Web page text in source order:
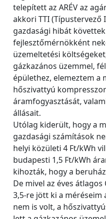
telepített az ARÉV az
akkori TTI (Típustervező
gazdasági hibát
fejlesztőmérnökként
üzemeltetési
gázkazános üzemmel,
épülethez, elemeztem a
hőszivattyú
áramfogyasztását,
állásait.
Utólag kiderült, hogy a
gazdasági számítások
helyi közületi 4 Ft/kWh
budapesti 1,5 Ft/kWh
kihozták, hogy a
De mivel az éves
3,5-re jött ki a méréseim
nem is volt, a